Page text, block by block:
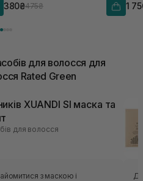
380₴475₴ 1
для волосся для
Rated Green
XUANDI SI маска та
для волосся
з маскою і